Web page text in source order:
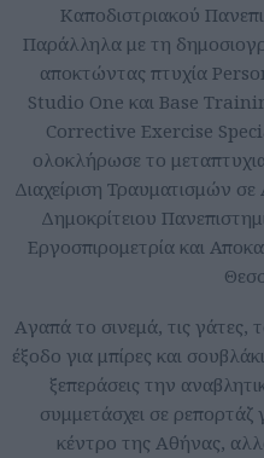
Καποδιστριακού
Παράλληλα με τη
αποκτώντας πτυχία
Studio One και Base
Corrective Exercise
ολοκλήρωσε το
Διαχείριση Τραυματισμών
Δημοκρίτειου
Εργοσπιρομετρία και
Aγαπά το σινεμά, τις γάτες,
έξοδο για μπίρες και
ξεπεράσεις την
συμμετάσχει σε
κέντρο της Αθήνας,